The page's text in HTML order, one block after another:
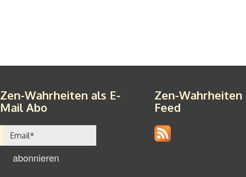
Zen-Wahrheiten als E-
Mail Abo
Zen-Wahrheiten
Feed